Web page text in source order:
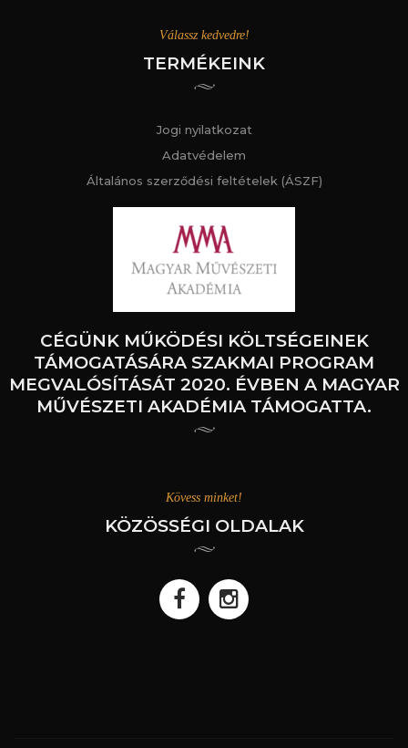
Válassz kedvedre!
TERMÉKEINK
Jogi nyilatkozat
Adatvédelem
Általános szerződési feltételek (ÁSZF)
CÉGÜNK MŰKÖDÉSI KÖLTSÉGEINEK
TÁMOGATÁSÁRA SZAKMAI PROGRAM
MEGVALÓSÍTÁSÁT 2020. ÉVBEN A MAGYAR
MŰVÉSZETI AKADÉMIA TÁMOGATTA.
Kövess minket!
KÖZÖSSÉGI OLDALAK